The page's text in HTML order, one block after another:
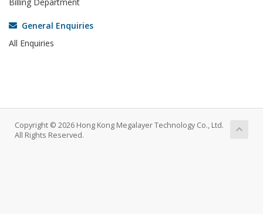
General Enquiries
All Enquiries
Copyright © 2026 Hong Kong Megalayer Technology Co., Ltd.
All Rights Reserved.